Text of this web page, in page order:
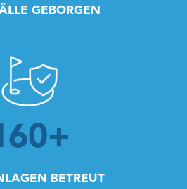
GEBORGEN
+
BETREUT